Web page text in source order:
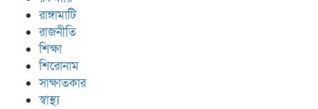
রাঙ্গামাটি
রাজনীতি
শিক্ষা
শিরোনাম
সাক্ষাতকার
স্বাস্থ্য